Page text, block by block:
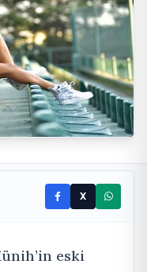
X
eski